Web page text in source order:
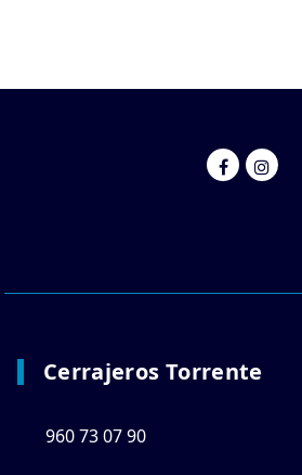
Cerrajeros Torrente
960 73 07 90